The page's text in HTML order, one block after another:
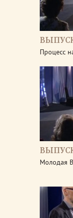
Процесс
Молодая